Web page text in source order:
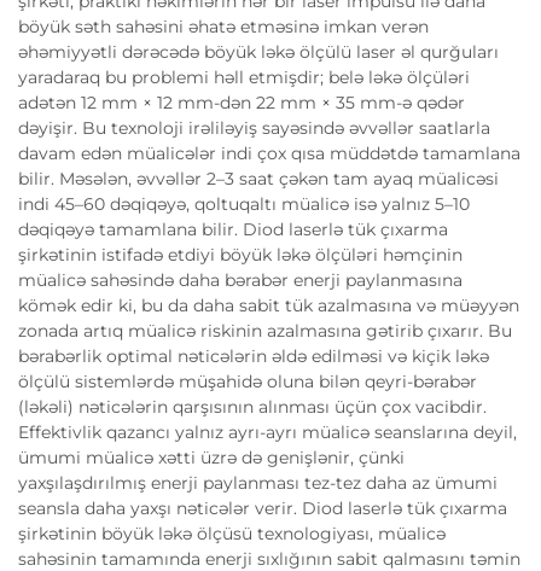
böyük səth sahəsini əhatə etməsinə imkan verən
əhəmiyyətli dərəcədə böyük ləkə ölçülü laser əl qurğuları
yaradaraq bu problemi həll etmişdir; belə ləkə ölçüləri
adətən 12 mm × 12 mm-dən 22 mm × 35 mm-ə qədər
dəyişir. Bu texnoloji irəliləyiş sayəsində əvvəllər saatlarla
davam edən müalicələr indi çox qısa müddətdə tamamlana
bilir. Məsələn, əvvəllər 2–3 saat çəkən tam ayaq müalicəsi
indi 45–60 dəqiqəyə, qoltuqaltı müalicə isə yalnız 5–10
dəqiqəyə tamamlana bilir. Diod laserlə tük çıxarma
şirkətinin istifadə etdiyi böyük ləkə ölçüləri həmçinin
müalicə sahəsində daha bərabər enerji paylanmasına
kömək edir ki, bu da daha sabit tük azalmasına və müəyyən
zonada artıq müalicə riskinin azalmasına gətirib çıxarır. Bu
bərabərlik optimal nəticələrin əldə edilməsi və kiçik ləkə
ölçülü sistemlərdə müşahidə oluna bilən qeyri-bərabər
(ləkəli) nəticələrin qarşısının alınması üçün çox vacibdir.
Effektivlik qazancı yalnız ayrı-ayrı müalicə seanslarına deyil,
ümumi müalicə xətti üzrə də genişlənir, çünki
yaxşılaşdırılmış enerji paylanması tez-tez daha az ümumi
seansla daha yaxşı nəticələr verir. Diod laserlə tük çıxarma
şirkətinin böyük ləkə ölçüsü texnologiyası, müalicə
sahəsinin tamamında enerji sıxlığının sabit qalmasını təmin